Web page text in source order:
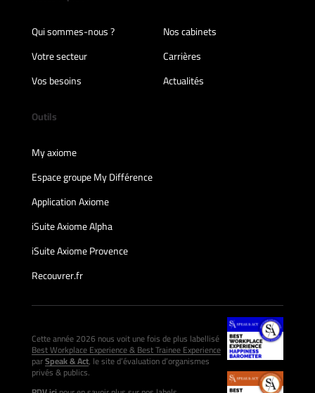
Qui sommes-nous ?
Nos cabinets
Votre secteur
Carrières
Vos besoins
Actualités
Outils
My axiome
Espace groupe My Différence
Application Axiome
iSuite Axiome Alpha
iSuite Axiome Provence
Recouvrer.fr
Cette année 2026 nous voit une fois de plus labellisé
Best Workplace Experience & Best Trainee Experience
parSpeak & Act, le site d’évaluation d’organismes
privés & publics.